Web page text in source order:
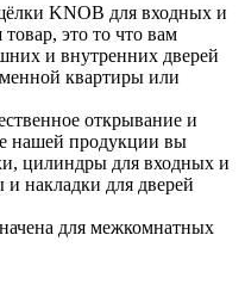
KNOB для входных и
это то что вам
и внутренних дверей
квартиры или
открывание и
нашей продукции вы
цилиндры для входных и
накладки для дверей
для межкомнатных